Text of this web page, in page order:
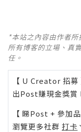
*本站之內容由作者
所有博客的立場、真
任。
【 U Creator 招募
出Post賺現金獎賞
【 睇Post + 參加品
瀏覽更多社群 打卡